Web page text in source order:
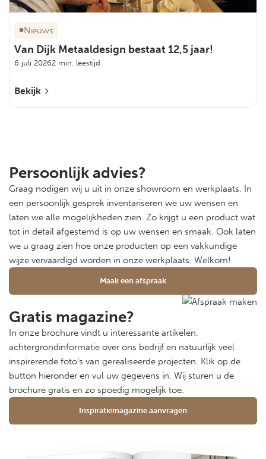
Nieuws
Van Dijk Metaaldesign bestaat 12,5 jaar!
6 juli 20262 min. leestijd
Bekijk
Persoonlijk advies?
Graag nodigen wij u uit in onze showroom en werkplaats. In
een persoonlijk gesprek inventariseren we uw wensen en
laten we alle mogelijkheden zien. Zo krijgt u een product wat
tot in detail afgestemd is op uw wensen en smaak. Ook laten
we u graag zien hoe onze producten op een vakkundige
wijze vervaardigd worden in onze werkplaats. Welkom!
Maak een afspraak
Gratis magazine?
In onze brochure vindt u interessante artikelen,
achtergrondinformatie over ons bedrijf en natuurlijk veel
inspirerende foto’s van gerealiseerde projecten. Klik op de
button hieronder en vul uw gegevens in. Wij sturen u de
brochure gratis en zo spoedig mogelijk toe.
Inspiratiemagazine aanvragen